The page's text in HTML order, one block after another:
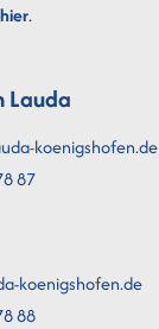
hier.
Lauda
koenigshofen.de
87
koenigshofen.de
88